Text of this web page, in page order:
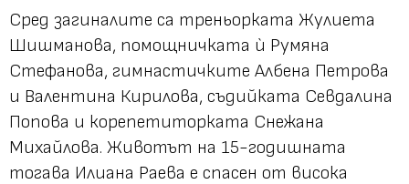
Сред загиналите са треньорката Жулиета
Шишманова, помощничката ѝ Румяна
Стефанова, гимнастичките Албена Петрова
и Валентина Кирилова, съдийката Севдалина
Попова и корепетиторката Снежана
Михайлова. Животът на 15-годишната
тогава Илиана Раева е спасен от висока